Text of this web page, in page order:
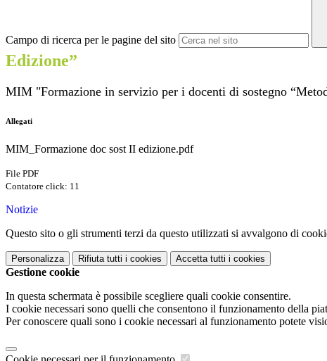
Campo di ricerca per le pagine del sito
Edizione”
MIM "Formazione in servizio per i docenti di sostegno
Allegati
MIM_Formazione doc sost II edizione.pdf
File PDF
Contatore click: 11
Notizie
Questo sito o gli strumenti terzi da questo utilizzati si avvalgono di
Personalizza Rifiuta tutti i cookies Accetta tutti i cookies
Gestione cookie
In questa schermata è possibile scegliere quali cookie consentire.
I cookie necessari sono quelli che consentono il funzionamento della
Per conoscere quali sono i cookie necessari al funzionamento potete